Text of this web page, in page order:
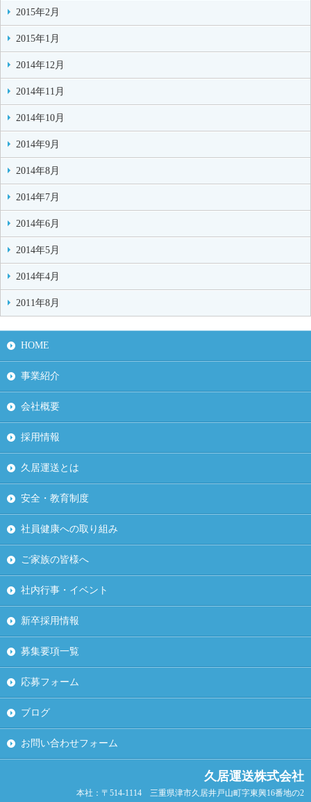
2015年2月
2015年1月
2014年12月
2014年11月
2014年10月
2014年9月
2014年8月
2014年7月
2014年6月
2014年5月
2014年4月
2011年8月
HOME
事業紹介
会社概要
採用情報
久居運送とは
安全・教育制度
社員健康への取り組み
ご家族の皆様へ
社内行事・イベント
新卒採用情報
募集要項一覧
応募フォーム
ブログ
お問い合わせフォーム
久居運送株式会社
本社：〒514-1114 三重県津市久居井戸山町字東興16番地の2